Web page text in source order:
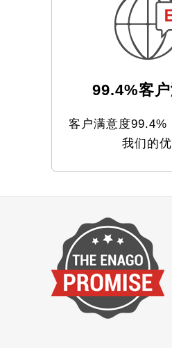
99.4%客
客户满意度99.4%
我们的